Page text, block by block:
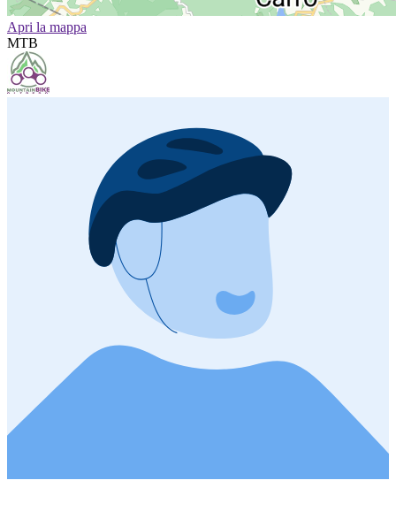
Apri la mappa
MTB